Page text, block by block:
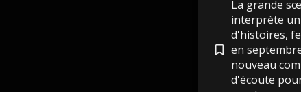
La grande
interprète
d'histoires,
en
nouveau
d'écoute